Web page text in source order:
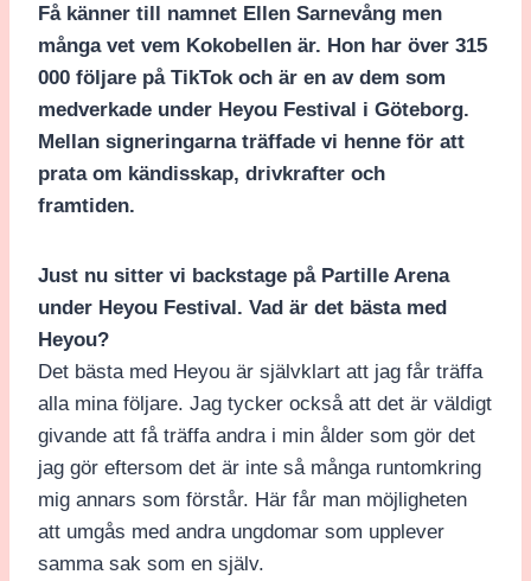
Få känner till namnet Ellen Sarnevång men
många vet vem Kokobellen är. Hon har över 315
000 följare på TikTok och är en av dem som
medverkade under Heyou Festival i Göteborg.
Mellan signeringarna träffade vi henne för att
prata om kändisskap, drivkrafter och
framtiden.
Just nu sitter vi backstage på Partille Arena
under Heyou Festival. Vad är det bästa med
Heyou?
Det bästa med Heyou är självklart att jag får träffa
alla mina följare. Jag tycker också att det är väldigt
givande att få träffa andra i min ålder som gör det
jag gör eftersom det är inte så många runtomkring
mig annars som förstår. Här får man möjligheten
att umgås med andra ungdomar som upplever
samma sak som en själv.